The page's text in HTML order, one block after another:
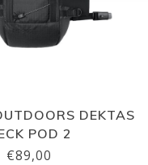
DEKTAS
POD 2
€89,00